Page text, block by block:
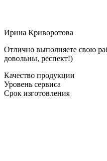
Ирина Криворотова
Отлично выполняете свою
довольны, респект!)
Качество продукции
Уровень сервиса
Срок изготовления